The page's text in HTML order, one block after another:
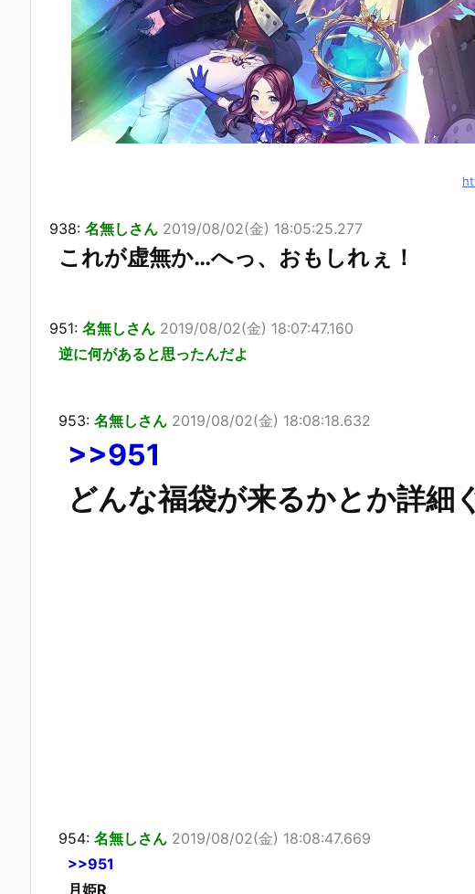
938: 名無しさん 2019/08/02(金) 18:05:25.277
これが虚無か…へっ、おもしれぇ！
951: 名無しさん 2019/08/02(金) 18:07:47.160
逆に何があると思ったんだよ
953: 名無しさん 2019/08/02(金) 18:08:18.632
>>951
どんな福袋が来るかとか詳細
954: 名無しさん 2019/08/02(金) 18:08:47.669
>>951
月姫R